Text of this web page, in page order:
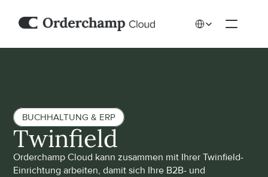
BUCHHALTUNG & ERP
Twinfield
Orderchamp Cloud kann zusammen mit Ihrer Twinfield-
Einrichtung arbeiten, damit sich Ihre B2B- und